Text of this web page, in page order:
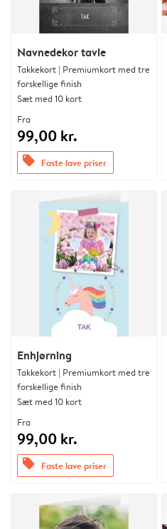
Navnedekor tavle
Takkekort | Premiumkort med tre
forskellige finish
Sæt med 10 kort
Fra
99,00 kr.
offers Faste lave priser
Enhjørning
Takkekort | Premiumkort med tre
forskellige finish
Sæt med 10 kort
Fra
99,00 kr.
offers Faste lave priser